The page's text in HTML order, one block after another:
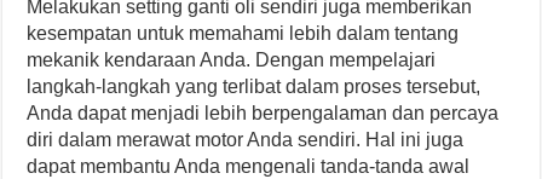
Melakukan setting ganti oli sendiri juga memberikan
kesempatan untuk memahami lebih dalam tentang
mekanik kendaraan Anda. Dengan mempelajari
langkah-langkah yang terlibat dalam proses tersebut,
Anda dapat menjadi lebih berpengalaman dan percaya
diri dalam merawat motor Anda sendiri. Hal ini juga
dapat membantu Anda mengenali tanda-tanda awal